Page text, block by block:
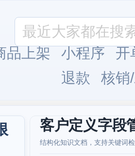
品上架 小程序
开
退款
核销
客户定义字段
结构化知识文档，支持关键词